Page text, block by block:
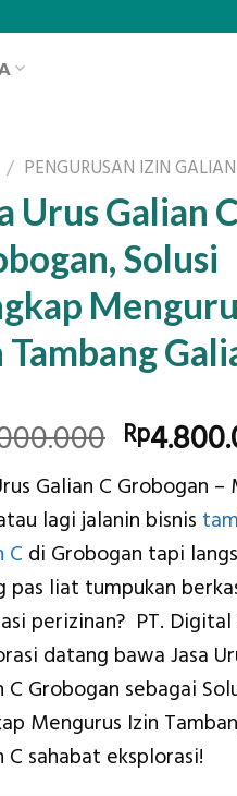
/ PENGURUSAN IZIN
Urus Galian C
Solusi
Tambang
Original
price
was:
Rp
Galian C Grobogan –
lagi jalanin bisnis
C di Grobogan tapi
pas liat tumpukan
perizinan? PT. Digital
datang bawa Jasa
C Grobogan sebagai
Mengurus Izin
C sahabat eksplorasi!